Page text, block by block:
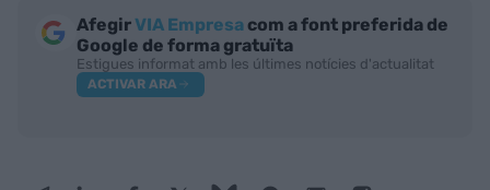
AfegirVIA Empresa com a font preferida de
Google de forma gratuïta
Estigues informat amb les últimes notícies d'actualitat
ACTIVAR ARA